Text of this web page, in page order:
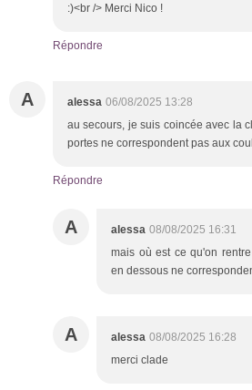
:)<br /> Merci Nico !
Répondre
A alessa 06/08/2025 13:28
au secours, je suis coincée avec la
portes ne correspondent pas aux
Répondre
A alessa 08/08/2025 16:31
mais où est ce qu'on
en dessous ne
A alessa 08/08/2025 16:28
merci clade